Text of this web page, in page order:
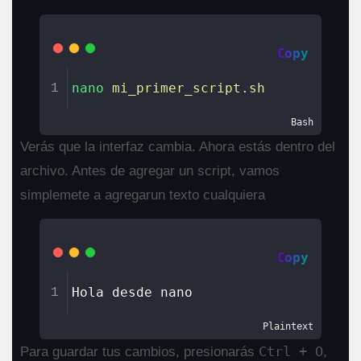
Copy
1 nano mi_primer_script.sh
Bash
Verás que la interfaz cambia. Ahora estás dentro del
archivo. Antes de agregar un script, vamos
simplemete a agregarun texto cualquiera
Copy
1 Hola desde nano
Plaintext
Para guardar tus cambios, presionarás Ctrl + O,